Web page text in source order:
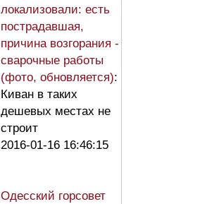
локализовали: есть
пострадавшая,
причина возгорания -
сварочные работы
(фото, обновляется):
Киван в таких
дешевых местах не
строит
2016-01-16 16:46:15
Одесский горсовет